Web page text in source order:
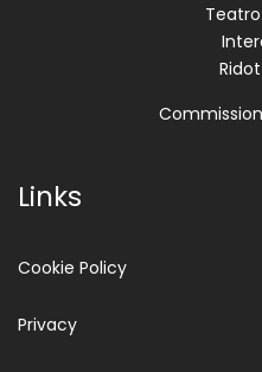
Links
Cookie Policy
Privacy